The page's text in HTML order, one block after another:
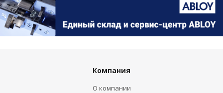
Компания
О компании